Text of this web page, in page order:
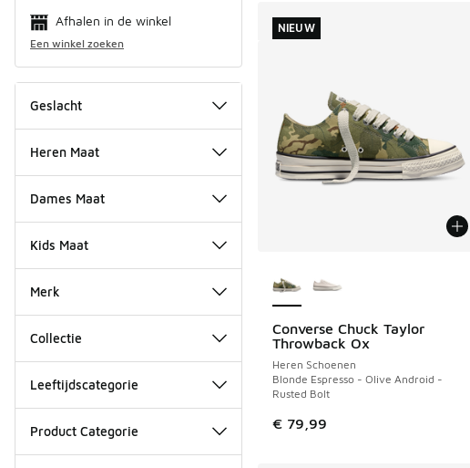
Afhalen in de winkel
Een winkel zoeken
Geslacht
Heren Maat
Dames Maat
Kids Maat
Merk
Collectie
Leeftijdscategorie
Product Categorie
Converse Chuck Taylor
Throwback Ox
Heren Schoenen
Blonde Espresso - Olive Android -
Rusted Bolt
€ 79,99
NIEUW
NIEUW